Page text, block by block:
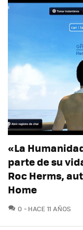
«La
parte de su
Roc Herms,
Home
0 COMENTARIOS
HACE 11 AÑOS